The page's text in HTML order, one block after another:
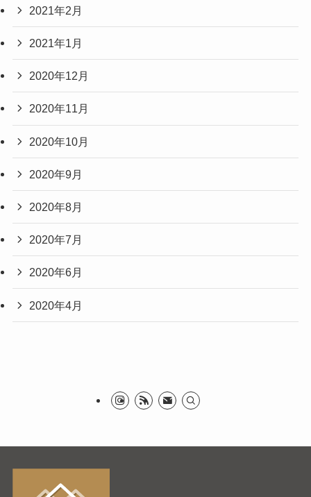
2021年2月
2021年1月
2020年12月
2020年11月
2020年10月
2020年9月
2020年8月
2020年7月
2020年6月
2020年4月